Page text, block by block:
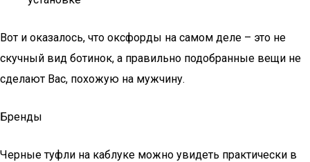
Вот и оказалось, что оксфорды на самом деле – это не
скучный вид ботинок, а правильно подобранные вещи не
сделают Вас, похожую на мужчину.
Бренды
Черные туфли на каблуке можно увидеть практически в